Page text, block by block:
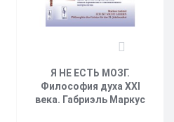
Я НЕ ЕСТЬ МОЗГ.
Философия духа XXI
века. Габриэль Маркус